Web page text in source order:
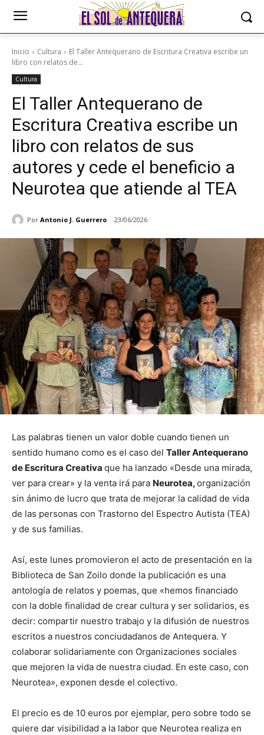
Inicio Cultura
El Taller Antequerano de Escritura Creativa escribe un
libro con relatos de...
Cultura
El Taller Antequerano de
Escritura Creativa escribe un
libro con relatos de sus
autores y cede el beneficio a
Neurotea que atiende al TEA
Por Antonio J. Guerrero 23/06/2026
Las palabras tienen un valor doble cuando tienen un
sentido humano como es el caso del Taller Antequerano
de Escritura Creativa que ha lanzado «Desde una mirada,
ver para crear» y la venta irá para Neurotea,organización
sin ánimo de lucro que trata de mejorar la calidad de vida
de las personas con Trastorno del Espectro Autista (TEA)
y de sus familias.
Así, este lunes promovieron el acto de presentación en la
Biblioteca de San Zoilo donde la publicación es una
antología de relatos y poemas, que «hemos financiado
con la doble finalidad de crear cultura y ser solidarios, es
decir: compartir nuestro trabajo y la difusión de nuestros
escritos a nuestros conciudadanos de Antequera. Y
colaborar solidariamente con Organizaciones sociales
que mejoren la vida de nuestra ciudad. En este caso, con
Neurotea», exponen desde el colectivo.
El precio es de 10 euros por ejemplar, pero sobre todo se
quiere dar visibilidad a la labor que Neurotea realiza en